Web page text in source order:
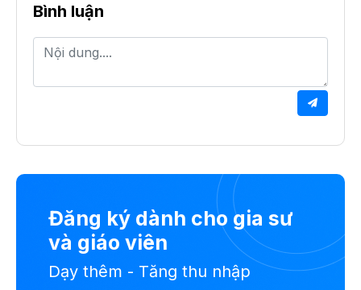
Bình luận
Đăng ký dành cho gia sư
và giáo viên
Dạy thêm - Tăng thu nhập